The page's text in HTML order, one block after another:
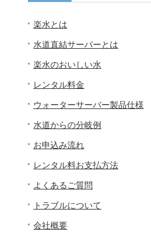
楽水とは
水道直結サーバーとは
楽水のおいしい水
レンタル料金
ウォーターサーバー製品仕様
水道からの分岐例
お申込み流れ
レンタル料お支払方法
よくあるご質問
トラブルについて
会社概要